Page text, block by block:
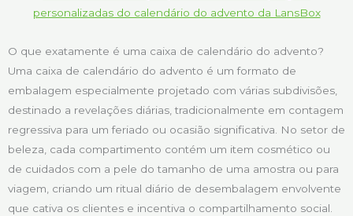
personalizadas do calendário do advento da LansBox
O que exatamente é uma caixa de calendário do advento?
Uma caixa de calendário do advento é um formato de
embalagem especialmente projetado com várias subdivisões,
destinado a revelações diárias, tradicionalmente em contagem
regressiva para um feriado ou ocasião significativa. No setor de
beleza, cada compartimento contém um item cosmético ou
de cuidados com a pele do tamanho de uma amostra ou para
viagem, criando um ritual diário de desembalagem envolvente
que cativa os clientes e incentiva o compartilhamento social.